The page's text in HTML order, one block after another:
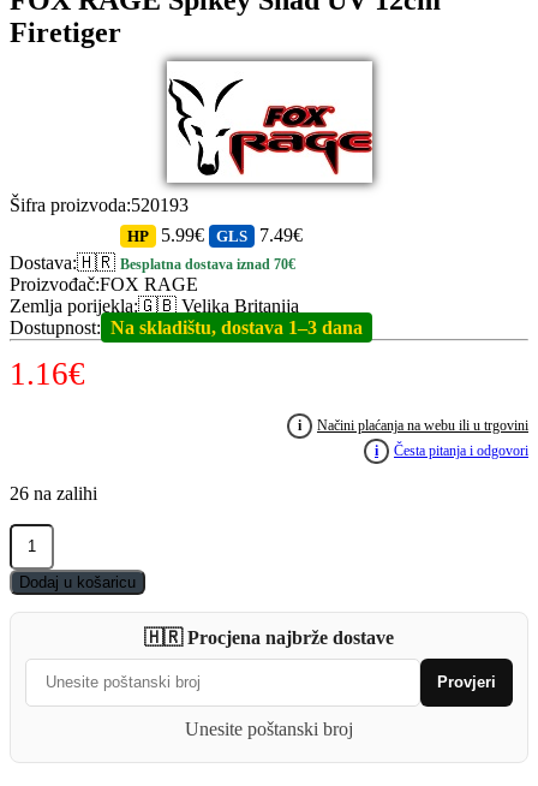
Firetiger
Šifra proizvoda:520193
Dostava:🇭🇷
HP 5.99€ GLS 7.49€
Besplatna dostava iznad 70€
Proizvođač:FOX RAGE
Zemlja porijekla:🇬🇧 Velika Britanija
Dostupnost: Na skladištu, dostava 1–3 dana
1.16€
i
Načini plaćanja na webu ili u trgovini
i
Česta pitanja i odgovori
26 na zalihi
FOX
RAGE
Spikey
Shad
UV
Firetiger
quantity
Dodaj u košaricu
🇭🇷 Procjena najbrže dostave
Provjeri
Unesite poštanski broj